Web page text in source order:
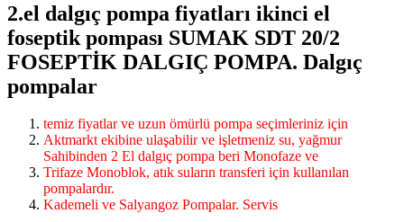
2.el dalgıç pompa fiyatları ikinci el
foseptik pompası SUMAK SDT 20/2
FOSEPTİK DALGIÇ POMPA. Dalgıç
pompalar
temiz fiyatlar ve uzun ömürlü pompa seçimleriniz için
Aktmarkt ekibine ulaşabilir ve işletmeniz su, yağmur
Sahibinden 2 El dalgıç pompa beri Monofaze ve
Trifaze Monoblok, atık suların transferi için kullanılan
pompalardır.
Kademeli ve Salyangoz Pompalar. Servis